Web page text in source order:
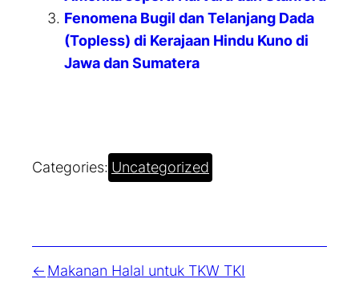
Fenomena Bugil dan Telanjang Dada
(Topless) di Kerajaan Hindu Kuno di
Jawa dan Sumatera
Categories: Uncategorized
Makanan Halal untuk TKW TKI